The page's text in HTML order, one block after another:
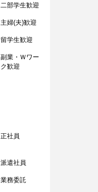
二部学生歓迎
主婦(夫)歓迎
留学生歓迎
副業・Ｗワー
ク歓迎
正社員
派遣社員
業務委託